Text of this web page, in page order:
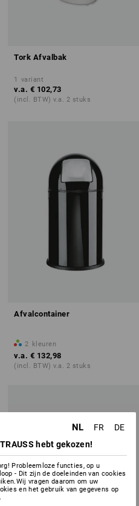
Tork Afvalbak
1 variant
v.a. € 102,73
(incl. BTW) v.a. 2 stuks
Afvalcontainer
2 kleuren
v.a. € 132,98
(incl. BTW) v.a. 2 stuks
NL FR
DE
hebt gekozen!
Probleemloze functies, op u
- Dit zijn de doeleinden van cookies
vragen daarom om uw
en het gebruik van gegevens op